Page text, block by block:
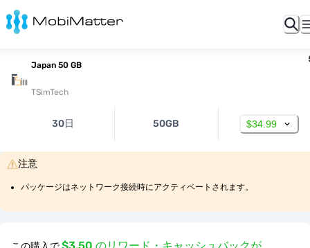
Japan 50 GB
TSimTech
30日 50GB $34.99
注意
パッケージはネットワーク接続時にアクティベートされます。